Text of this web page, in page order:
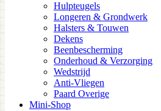
Hulpteugels
Longeren & Grondwerk
Halsters & Touwen
Dekens
Beenbescherming
Onderhoud & Verzorging
Wedstrijd
Anti-Vliegen
Paard Overige
Mini-Shop